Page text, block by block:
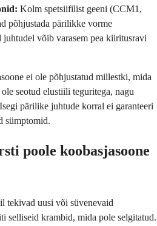
Kolm spetsiifilist geeni (CCM1,
põhjustada pärilikke vorme
juhtudel võib varasem pea kiiritusravi
ei ole põhjustatud millestki, mida
seotud elustiili teguritega, nagu
pärilike juhtude korral ei garanteeri
sümptomid.
poole koobasjasoone
tekivad uusi või süvenevaid
selliseid krambid, mida pole selgitatud.